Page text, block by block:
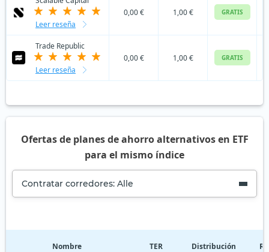
Leer reseña
0,00 € 1,00 € GRATIS
Trade Republic
Leer reseña
0,00 € 1,00 € GRATIS
Ofertas de planes de ahorro alternativos en ETF
para el mismo índice
Contratar corredores: Alle
Nombre TER Distribución